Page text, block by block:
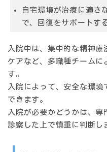
自宅環境が治療に適さ
で、回復をサポートす
入院中は、集中的な精神
ケアなど、多職種チームに
す。
入院によって、安全な環
できます。
入院が必要かどうかは、専
診察した上で慎重に判断し